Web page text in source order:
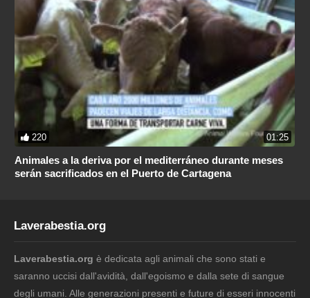
220 01:25
Animales a la deriva por el mediterráneo durante meses
serán sacrificados en el Puerto de Cartagena
Laverabestia.org
Laverabestia.org è dedicata agli animali che sono stati e
saranno uccisi dall'avidità, dall'egoismo e dalla sete di sangue
degli umani. Alle generazioni presenti e future di esseri innocenti